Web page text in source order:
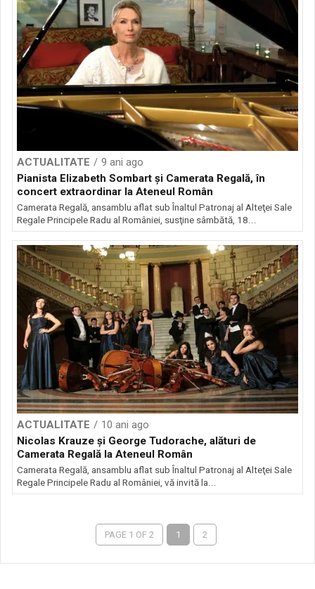
ACTUALITATE
9 ani ago
Pianista Elizabeth Sombart şi Camerata Regală, în
concert extraordinar la Ateneul Român
Camerata Regală, ansamblu aflat sub Înaltul Patronaj al Alteţei Sale
Regale Principele Radu al României, susţine sâmbătă, 18...
ACTUALITATE
10 ani ago
Nicolas Krauze și George Tudorache, alături de
Camerata Regală la Ateneul Român
Camerata Regală, ansamblu aflat sub Înaltul Patronaj al Alteţei Sale
Regale Principele Radu al României, vă invită la...
PAGE 1 OF 2 1 2